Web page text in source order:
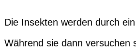
Die Insekten werden durch
Während sie dann versuchen